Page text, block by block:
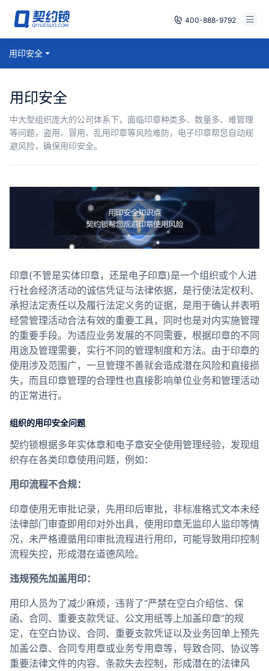
400-888-9792
智能合同
数字存档
安全合规
全国
合作
我们
用印安全
用印安全
中大型组织庞大的公司体系下，面临印章种类多、数量多、难管理
等问题，盗用、冒用、乱用印章等风险难防，电子印章帮您自动规
避风险，确保用印安全。
印章(不管是实体印章，还是电子印章)是一个组织或个人进
行社会经济活动的诚信凭证与法律依据，是行使法定权利、
承担法定责任以及履行法定义务的证据，是用于确认并表明
经营管理活动合法有效的重要工具，同时也是对内实施管理
的重要手段。为适应业务发展的不同需要，根据印章的不同
用途及管理需要，实行不同的管理制度和方法。由于印章的
使用涉及范围广，一旦管理不善就会造成潜在风险和直接损
失，而且印章管理的合理性也直接影响单位业务和管理活动
的正常进行。
组织的用印安全问题
契约锁根据多年实体章和电子章安全使用管理经验，发现组
织存在各类印章使用问题，例如：
用印流程不合规：
印章使用无审批记录，先用印后审批，非标准格式文本未经
法律部门审查即用印对外出具，使用印章无监印人监印等情
况，未严格遵循用印审批流程进行用印，可能导致用印控制
流程失控，形成潜在道德风险。
违规预先加盖用印：
用印人员为了减少麻烦，违背了“严禁在空白介绍信、保
函、合同、重要支款凭证、公文用纸等上加盖印章”的规
定，在空白协议、合同、重要支款凭证以及业务回单上预先
加盖公章、合同专用章或业务专用章等，导致合同、协议等
重要法律文件的内容、条款失去控制，形成潜在的法律风